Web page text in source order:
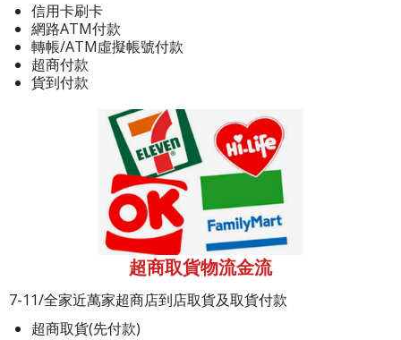
信用卡刷卡
網路ATM付款
轉帳/ATM虛擬帳號付款
超商付款
貨到付款
超商取貨物流金流
7-11/全家近萬家超商店到店取貨及取貨付款
超商取貨(先付款)